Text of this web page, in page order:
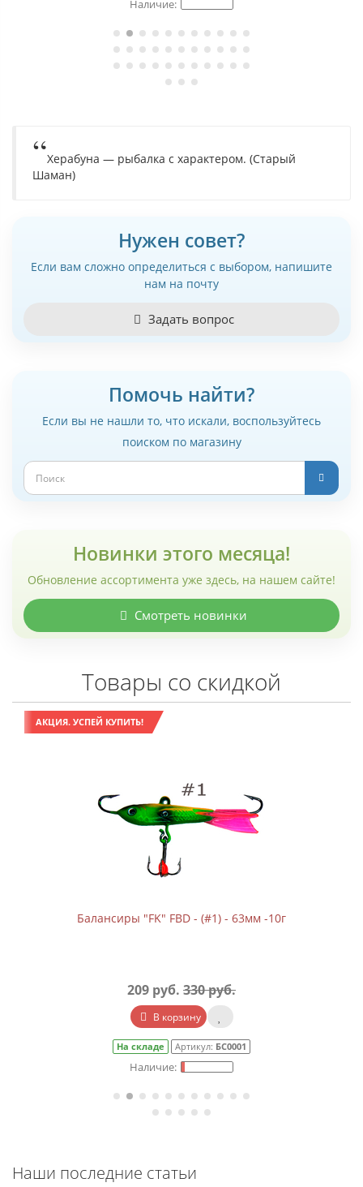
Херабуна — рыбалка с характером. (Старый
Шаман)
Нужен совет?
Если вам сложно определиться с выбором, напишите
нам на почту
Задать вопрос
Помочь найти?
Если вы не нашли то, что искали, воспользуйтесь
поиском по магазину
Новинки этого месяца!
Обновление ассортимента уже здесь, на нашем сайте!
Смотреть новинки
Товары со скидкой
АКЦИЯ. УСПЕЙ КУПИТЬ!
Балансиры "FK" FBD - (#1) - 63мм -10г
209 руб. 330 руб.
В корзину
На складе Артикул: БС0001
Наши последние статьи